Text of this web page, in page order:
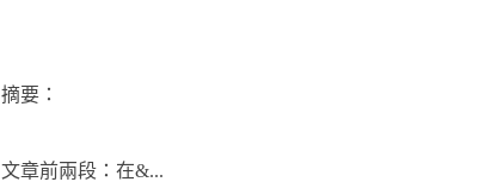
摘要：
文章前兩段：在&...